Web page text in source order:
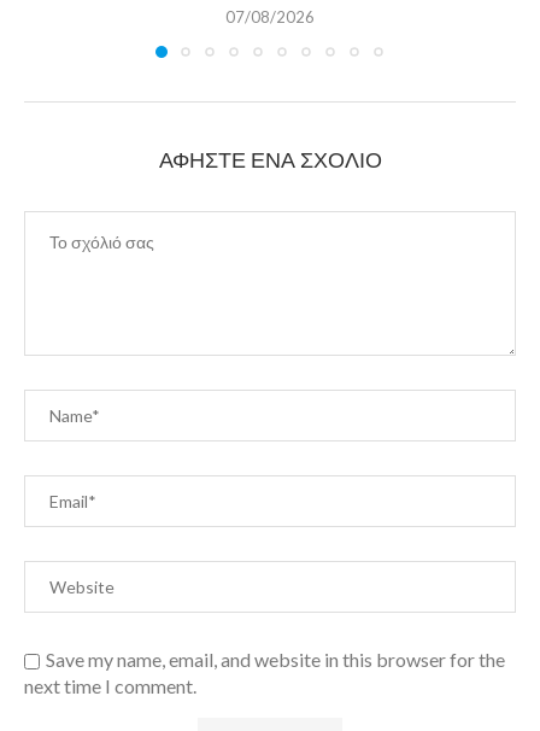
07/08/2026
ΑΦΉΣΤΕ ΈΝΑ ΣΧΌΛΙΟ
Save my name, email, and website in this browser for the
next time I comment.